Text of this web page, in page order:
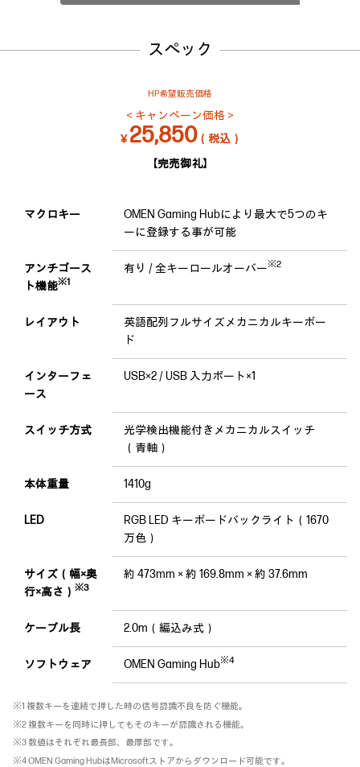
スペック
HP希望販売価格
＜キャンペーン価格＞
￥25,850（税込）
【完売御礼】
マクロキー
OMEN Gaming Hubにより最大で5つのキ
ーに登録する事が可能
アンチゴース
ト機能※1
有り / 全キーロールオーバー※2
レイアウト
英語配列フルサイズメカニカルキーボー
ド
インターフェ
ース
USB×2 / USB 入力ポート×1
スイッチ方式
光学検出機能付きメカニカルスイッチ
（青軸）
本体重量 1410g
LED
RGB LED キーボードバックライト（1670
万色）
サイズ（幅×奥
行×高さ） ※3
約 473mm × 約 169.8mm × 約 37.6mm
ケーブル長 2.0m（編込み式）
ソフトウェア OMEN Gaming Hub※4
※1 複数キーを連続で押した時の信号認識不良を防ぐ機能。
※2 複数キーを同時に押してもそのキーが認識される機能。
※3 数値はそれぞれ最長部、最厚部です。
※4 OMEN Gaming HubはMicrosoftストアからダウンロード可能です。